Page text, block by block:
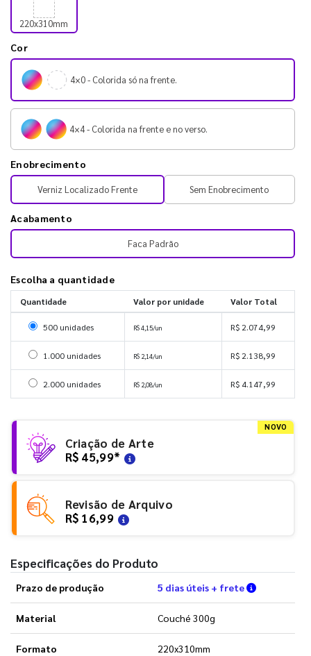
220x310mm
Cor
4×0 - Colorida só na frente.
4×4 - Colorida na frente e no verso.
Enobrecimento
Verniz Localizado Frente Sem Enobrecimento
Acabamento
Faca Padrão
Escolha a quantidade
Quantidade Valor por unidade Valor Total
Selecionar 500 unidades
500 unidades R$ 4,15/un R$ 2.074,99
Selecionar 1000 unidades
1.000 unidades R$ 2,14/un R$ 2.138,99
Selecionar 2000 unidades
2.000 unidades R$ 2,08/un R$ 4.147,99
NOVO
Criação de Arte
R$ 45,99*
Revisão de Arquivo
R$ 16,99
Especificações do Produto
Prazo de produção 5 dias úteis + frete Verifique
Material Couché 300g
Formato 220x310mm